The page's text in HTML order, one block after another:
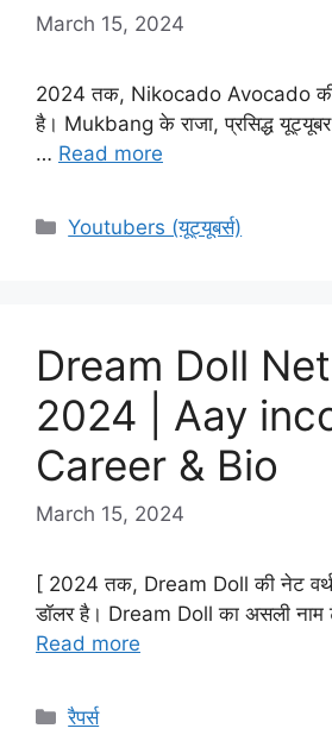
March 15, 2024
2024 तक, Nikocado Avocado की
है। Mukbang के राजा, प्रसिद्ध
… Read more
Categories
Youtubers (यूट्यूबर्स)
Dream Doll
2024 | Aay
Career & Bio
March 15, 2024
[ 2024 तक, Dream Doll की नेट
डॉलर है। Dream Doll का असली नाम
Read more
Categories
रैपर्स